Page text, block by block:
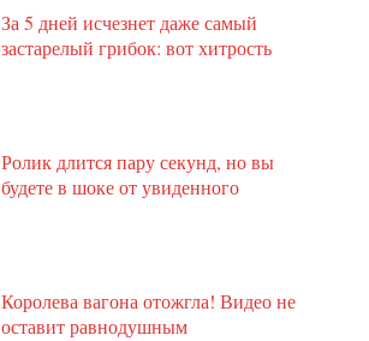
За 5 дней исчезнет даже самый
застарелый грибок: вот хитрость
Ролик длится пару секунд, но вы
будете в шоке от увиденного
Королева вагона отожгла! Видео не
оставит равнодушным